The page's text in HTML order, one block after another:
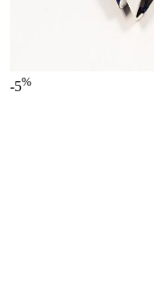
-5%